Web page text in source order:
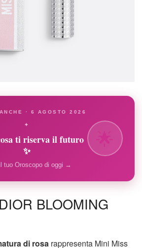
· 6 AGOSTO 2026
✦
ti riserva il futuro
✨
tuo Oroscopo di oggi →
BLOOMING
di rosa rappresenta Mini Miss